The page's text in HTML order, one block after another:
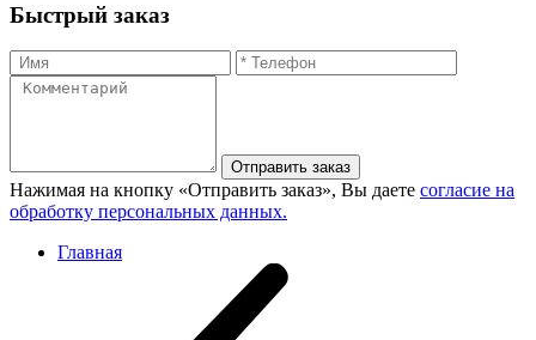
Быстрый заказ
Отправить заказ
Нажимая на кнопку «Отправить заказ», Вы даете согласие на
обработку персональных данных.
Главная